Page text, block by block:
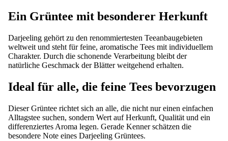
Ein Grüntee mit besonderer Herkunft
Darjeeling gehört zu den renommiertesten Teeanbaugebieten
weltweit und steht für feine, aromatische Tees mit individuellem
Charakter. Durch die schonende Verarbeitung bleibt der
natürliche Geschmack der Blätter weitgehend erhalten.
Ideal für alle, die feine Tees bevorzugen
Dieser Grüntee richtet sich an alle, die nicht nur einen einfachen
Alltagstee suchen, sondern Wert auf Herkunft, Qualität und ein
differenziertes Aroma legen. Gerade Kenner schätzen die
besondere Note eines Darjeeling Grüntees.